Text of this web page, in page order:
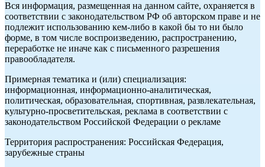
Вся информация, размещенная на данном сайте, охраняется в
соответствии с законодательством РФ об авторском праве и не
подлежит использованию кем-либо в какой бы то ни было
форме, в том числе воспроизведению, распространению,
переработке не иначе как с письменного разрешения
правообладателя.
Примерная тематика и (или) специализация:
информационная, информационно-аналитическая,
политическая, образовательная, спортивная, развлекательная,
культурно-просветительская, реклама в соответствии с
законодательством Российской Федерации о рекламе
Территория распространения: Российская Федерация,
зарубежные страны